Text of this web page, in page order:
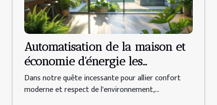
Automatisation de la maison et
économie d'énergie les
dispositifs intelligents à adopter
Dans notre quête incessante pour allier confort
moderne et respect de l'environnement,...